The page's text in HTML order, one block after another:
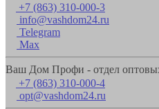
+7 (863) 310-000-3
info@vashdom24.ru
Telegram
Max
Ваш Дом Профи - отдел
+7 (863) 310-000-4
opt@vashdom24.ru